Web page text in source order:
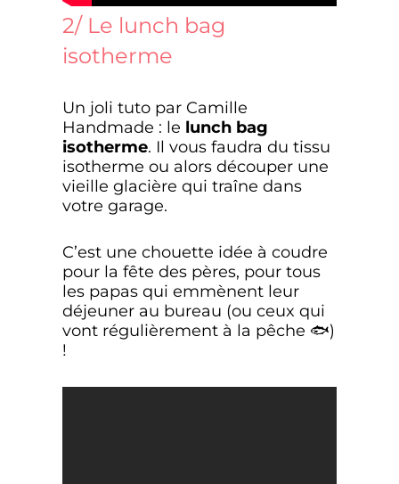
2/ Le lunch bag
isotherme
Un joli tuto par Camille
Handmade : le lunch bag
isotherme. Il vous faudra du tissu
isotherme ou alors découper une
vieille glacière qui traîne dans
votre garage.
C’est une chouette idée à coudre
pour la fête des pères, pour tous
les papas qui emmènent leur
déjeuner au bureau (ou ceux qui
vont régulièrement à la pêche 🐟)
!